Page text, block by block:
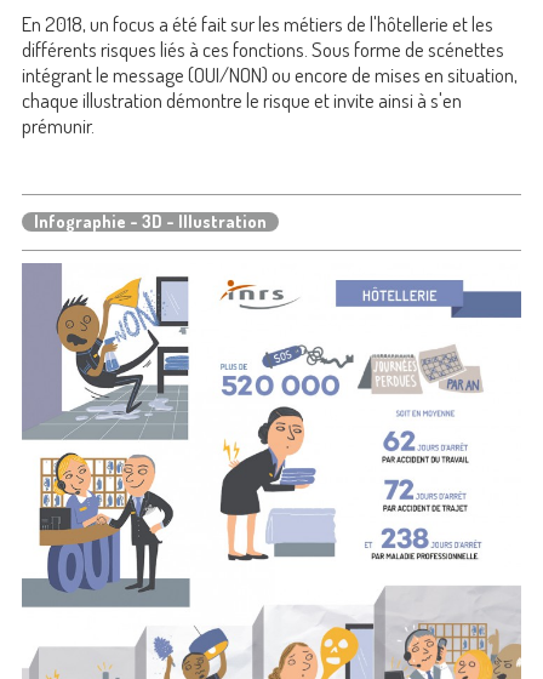
En 2018, un focus a été fait sur les métiers de l'hôtellerie et les
différents risques liés à ces fonctions. Sous forme de scénettes
intégrant le message (OUI/NON) ou encore de mises en situation,
chaque illustration démontre le risque et invite ainsi à s'en
prémunir.
Infographie - 3D - Illustration